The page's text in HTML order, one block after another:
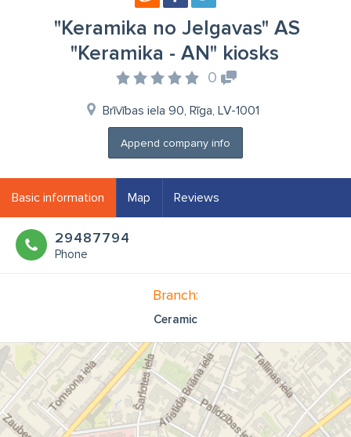
"Keramika no Jelgavas" AS
"Keramika - AN" kiosks
0
Brīvības iela 90, Rīga, LV-1001
Append company info
Basic information Map Reviews
29487794
Phone
Branch:
Ceramic